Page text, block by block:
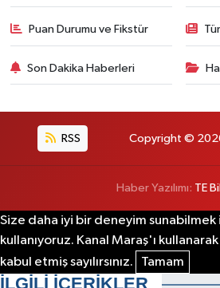
Puan Durumu ve Fikstür
Son Dakika Haberleri
RSS Copyright ©
Haber Yazılımı: TE
Size daha iyi bir deneyim
kullanıyoruz. Kanal Maraş'ı
kabul etmiş sayılırsınız.
Tamam